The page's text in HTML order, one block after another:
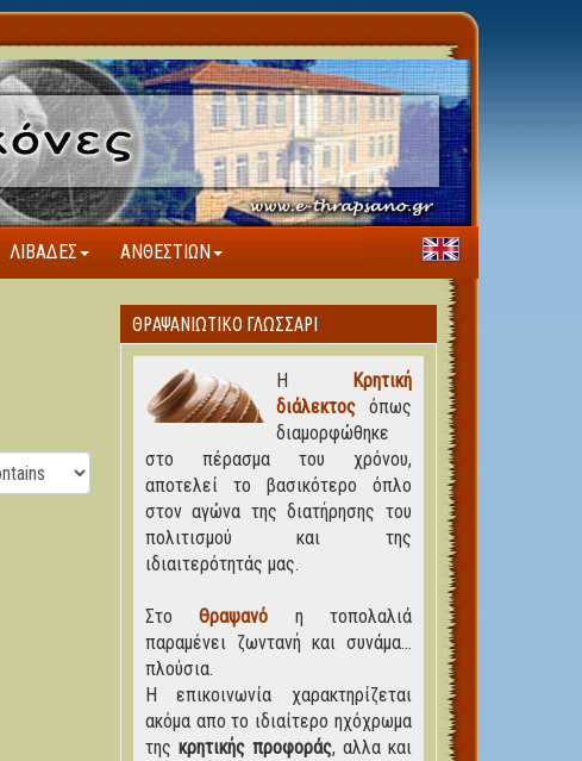
ΛΙΒΆΔΕΣ ΑΝΘΕΣΤΊΩΝ
ΘΡΑΨΑΝΙΏΤΙΚΟ ΓΛΩΣΣΆΡΙ
Η
Κρητική
διάλεκτοςόπως
διαμορφώθηκε
στο πέρασμα του χρόνου,
αποτελεί το βασικότερο όπλο
στον αγώνα της διατήρησης του
πολιτισμού και της
ιδιαιτερότητάς μας.
ΣτοΘραψανό η τοπολαλιά
παραμένει ζωντανή και συνάμα...
πλούσια.
Η επικοινωνία χαρακτηρίζεται
ακόμα απο το ιδιαίτερο ηχόχρωμα
της κρητικής προφοράς, αλλα και